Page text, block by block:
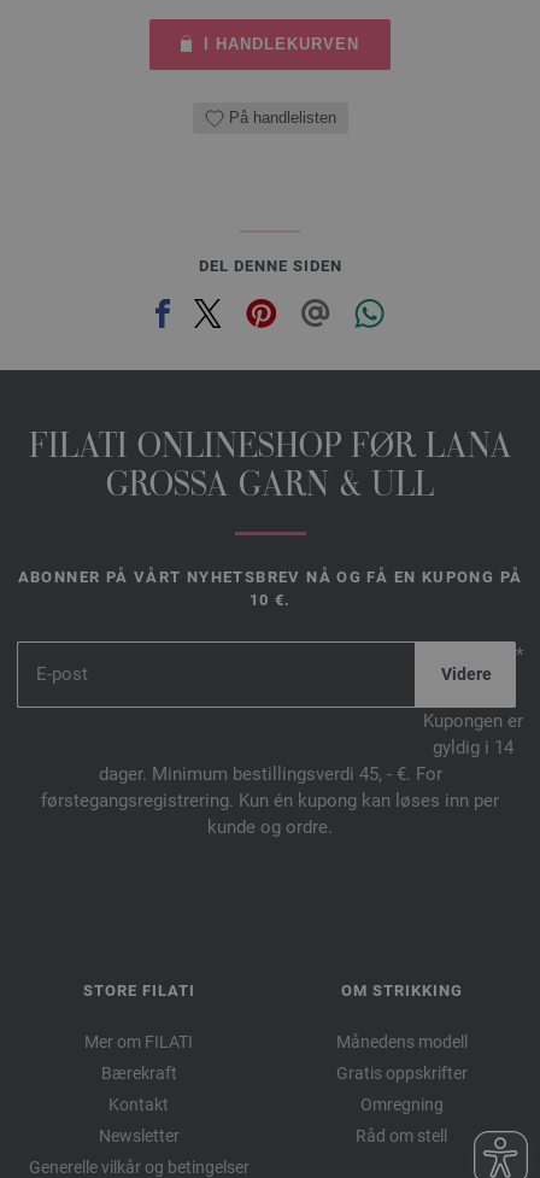
I HANDLEKURVEN
På handlelisten
DEL DENNE SIDEN
FILATI ONLINESHOP FØR LANA
GROSSA GARN & ULL
ABONNER PÅ VÅRT NYHETSBREV NÅ OG FÅ EN KUPONG PÅ
10 €.
*
Kupongen er
gyldig i 14
dager. Minimum bestillingsverdi 45, - €. For
førstegangsregistrering. Kun én kupong kan løses inn per
kunde og ordre.
STORE FILATI
Mer om FILATI
Bærekraft
Kontakt
Newsletter
Generelle vilkår og betingelser
OM STRIKKING
Månedens modell
Gratis oppskrifter
Omregning
Råd om stell